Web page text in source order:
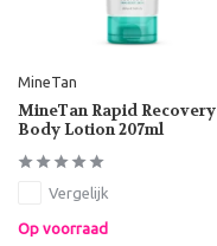
MineTan
MineTan Rapid Recovery
Body Lotion 207ml
Vergelijk
Op voorraad